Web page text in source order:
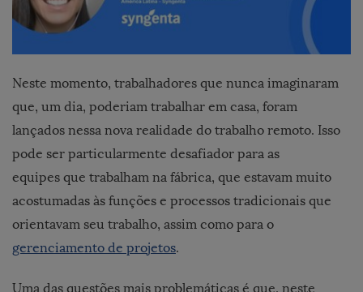
Neste momento, trabalhadores que nunca imaginaram
que, um dia, poderiam trabalhar em casa, foram
lançados nessa nova realidade do trabalho remoto. Isso
pode ser particularmente desafiador para as
equipes que trabalham na fábrica, que estavam muito
acostumadas às funções e processos tradicionais que
orientavam seu trabalho, assim como para o
gerenciamento de projetos.
Uma das questões mais problemáticas é que, neste